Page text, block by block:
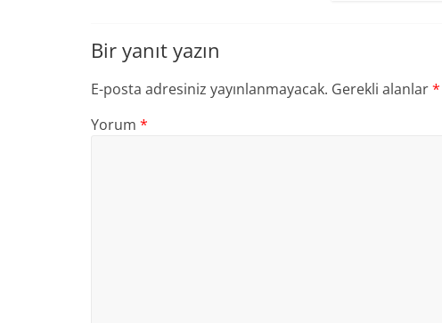
Bir yanıt yazın
E-posta adresiniz yayınlanmayacak. Gerekli alanlar*
Yorum *